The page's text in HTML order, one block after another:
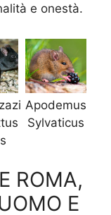
e onestà.
Apodemus
Sylvaticus
ROMA,
E